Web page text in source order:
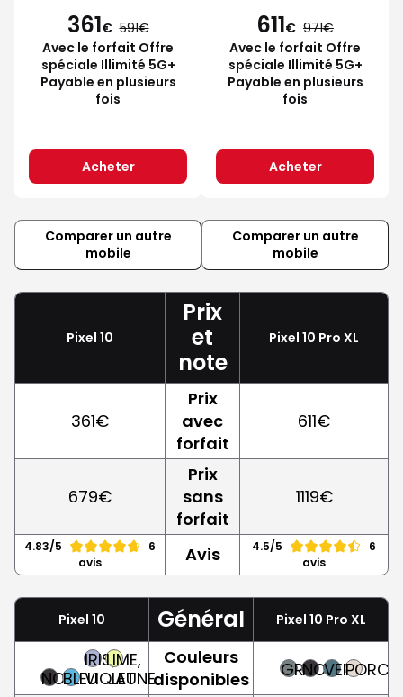
361€ 591
Avec le forfait Offre
spéciale Illimité 5G+
Payable en plusieurs
fois
Acheter
611€ 971
Avec le forfait Offre
spéciale Illimité 5G+
Payable en plusieurs
fois
Acheter
Comparer un autre
mobile
Comparer un autre
mobile
Pixel 10
Prix
et
note
Pixel 10 Pro XL
361€
Prix
avec
forfait
611€
679€
Prix
sans
forfait
1119€
4.83/5
6
avis
Avis 4.5/5
6
avis
Pixel 10 Général Pixel 10 Pro XL
NOIRBLEU
IRIS,
VIOLET
LIME,
JAUNE
Couleurs
disponibles
GRISNOIRVERT